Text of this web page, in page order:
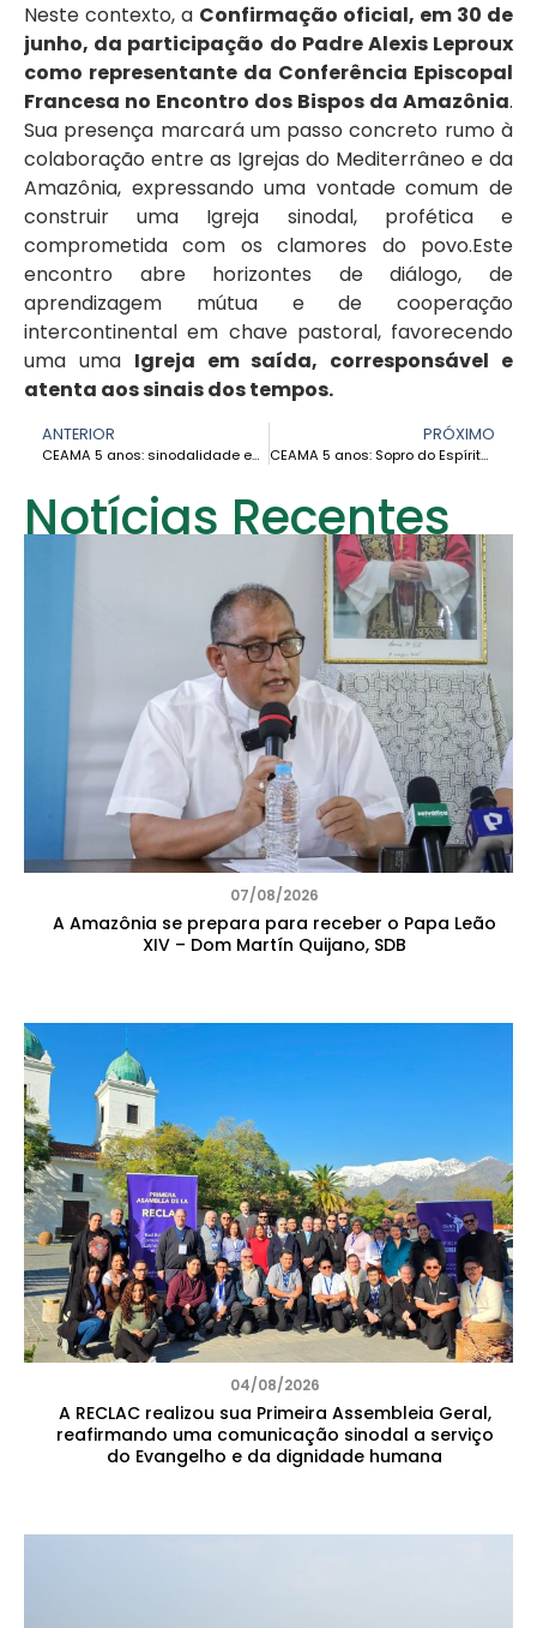
Neste contexto, a Confirmação oficial, em 30 de
junho, da participação do Padre Alexis Leproux
como representante da Conferência Episcopal
Francesa no Encontro dos Bispos da Amazônia.
Sua presença marcará um passo concreto rumo à
colaboração entre as Igrejas do Mediterrâneo e da
Amazônia, expressando uma vontade comum de
construir uma Igreja sinodal, profética e
comprometida com os clamores do povo.Este
encontro abre horizontes de diálogo, de
aprendizagem mútua e de cooperação
intercontinental em chave pastoral, favorecendo
uma uma Igreja em saída, corresponsável e
atenta aos sinais dos tempos.
ANTERIOR
CEAMA 5 anos: sinodalidade encarnada na Amazônia – Istélia Folha
PRÓXIMO
CEAMA 5 anos: Sopro do Espírito e fruto do Sínodo da Amazônia – Irmã Birgit Weiler
Notícias Recentes
07/08/2026
A Amazônia se prepara para receber o Papa Leão
XIV – Dom Martín Quijano, SDB
04/08/2026
A RECLAC realizou sua Primeira Assembleia Geral,
reafirmando uma comunicação sinodal a serviço
do Evangelho e da dignidade humana